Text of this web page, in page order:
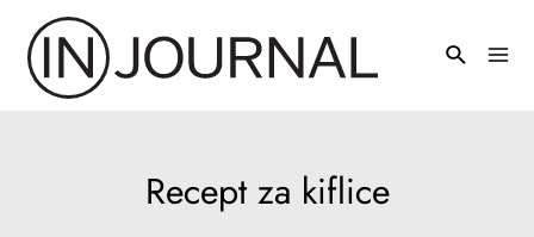
sadržaj
Recept za kiflice